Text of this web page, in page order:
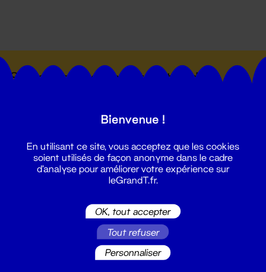
Suivez toutes les actualités du
Bienvenue !
En utilisant ce site, vous acceptez que les cookies
soient utilisés de façon anonyme dans le cadre
d'analyse pour améliorer votre expérience sur
leGrandT.fr.
OK, tout accepter
Tout refuser
Personnaliser